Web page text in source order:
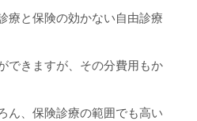
療と保険の効かない自由診療
できますが、その分費用もか
ん、保険診療の範囲でも高い